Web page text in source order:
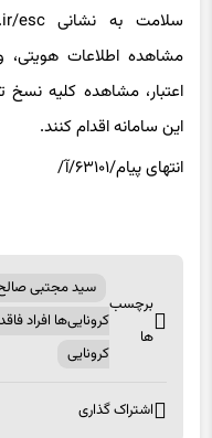
مشاهده اطلاعات هویتی،
اعتبار، مشاهده کلیه نسخ
این سامانه اقدام کنند.
انتهای پیام/۶۳۱۰۱/آ/
برچسب
ها
سید مجتبی
کرونایی‌ها افراد
کرونایی
اشتراک گذاری